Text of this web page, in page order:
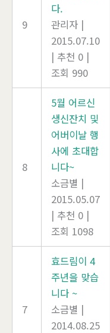
9
다.
관리자 |
2015.07.10
| 추천 0 |
조회 990
8
5월 어르신
생신잔치 및
어버이날 행
사에 초대합
니다~
소금별 |
2015.05.07
| 추천 0 |
조회 1098
7
효드림이 4
주년을 맞습
니다 ~
소금별 |
2014.08.25